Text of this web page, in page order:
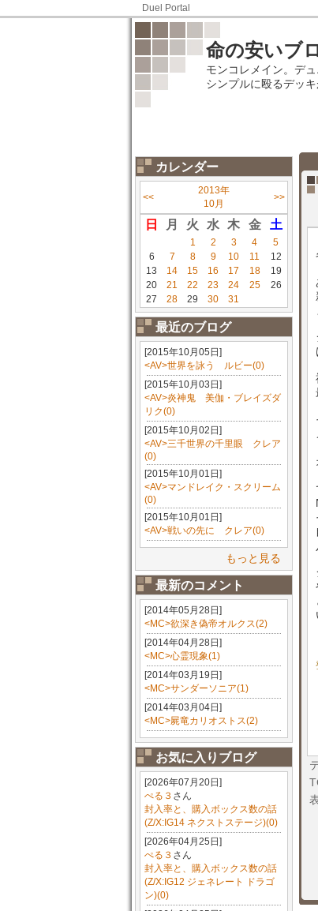
Duel Portal
命の安いブ
モンコレメイン。デ
シンプルに殴るデッ
カレンダー
<<
2013年
10月
>>
日 月 火 水 木 金 土
1 2 3 4
5
6
7 8 9 10 11
12
13
14 15 16 17 18
19
20
21 22 23 24 25
26
27
28 29 30 31
最近のブログ
[2015年10月05日]
<AV>世界を詠う ルビー(0)
[2015年10月03日]
<AV>炎神鬼 美伽・ブレイズダ
リク(0)
[2015年10月02日]
<AV>三千世界の千里眼 クレア
(0)
[2015年10月01日]
<AV>マンドレイク・スクリーム
(0)
[2015年10月01日]
<AV>戦いの先に クレア(0)
もっと見る
最新のコメント
[2014年05月28日]
<MC>欲深き偽帝オルクス(2)
[2014年04月28日]
<MC>心霊現象(1)
[2014年03月19日]
<MC>サンダーソニア(1)
[2014年03月04日]
<MC>屍竜カリオストス(2)
お気に入りブログ
[2026年07月20日]
ぺる３ さん
封入率と、購入ボックス数の話
(Z/X:IG14 ネクストステージ)(0)
[2026年04月25日]
ぺる３ さん
封入率と、購入ボックス数の話
(Z/X:IG12 ジェネレート ドラゴ
ン)(0)